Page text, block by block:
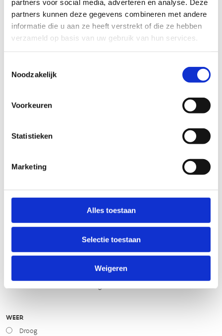
partners voor social media, adverteren en analyse. Deze
partners kunnen deze gegevens combineren met andere
informatie die u aan ze heeft verstrekt of die ze hebben
verzameld op basis van uw gebruik van hun services.
Noodzakelijk
Voorkeuren
Statistieken
Marketing
Alles toestaan
Selectie toestaan
Weigeren
slecht goed
FYSIEKE INSPANNING
TECHNISCHE MOEILIJKHEIDSGRAAD
BEWEGWIJZERING
slecht goed
Routemeldpunt
STAAT VAN PARCOURS(ONDERGROND, BEGROEIING, ONDERHOUD)
WEER
Droog